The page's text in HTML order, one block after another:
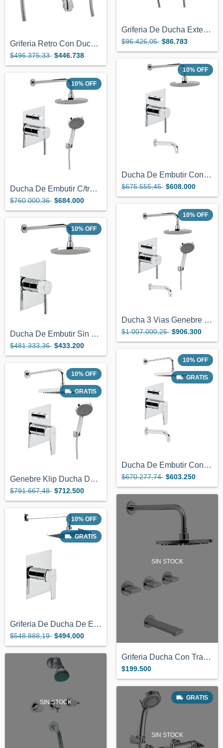
Griferia Retro Con Duchador Manual Para...
$496.375,33 $446.738
Griferia De Ducha Exterior C Transferenc...
$96.426,05 $86.783
10% OFF
Ducha De Embutir C/transferencia A Ducha...
$760.000,36 $684.000
10% OFF
Ducha De Embutir Con Transferencia Geneb...
$675.555,45 $608.000
10% OFF
Ducha De Embutir Sin Transferencia Geneb...
$481.333,36 $433.200
10% OFF
Ducha 3 Vias Genebre Tau Duchador + Pico...
$1.007.000,25 $906.300
10% OFF
GRATIS
Genebre Klip Ducha De Embutir Con Transf...
$791.667,48 $712.500
10% OFF
GRATIS
Ducha De Embutir Con Transferencia Geneb...
$670.277,74 $603.250
10% OFF
GRATIS
Griferia De Ducha De Embutir Sin Transfe...
$548.888,19 $494.000
SIN STOCK
Griferia Ducha Con Transferencia Hydros...
$199.500
SIN STOCK
SIN STOCK
GRATIS